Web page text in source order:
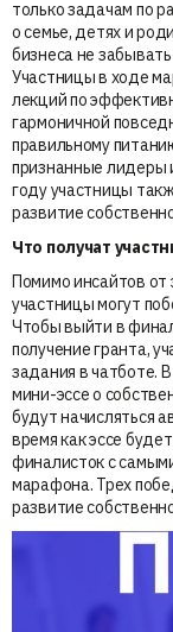
только задачам по
о семье, детях и
бизнеса не
Участницы в ходе
лекций по
гармоничной
правильному
признанные лидеры
году участницы
развитие
Что получат
Помимо инсайтов от
участницы могут
Чтобы выйти в
получение гранта,
задания в чатботе.
мини-эссе о
будут начисляться
время как эссе
финалисток с
марафона. Трех
развитие